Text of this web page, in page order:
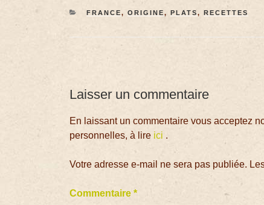
FRANCE, ORIGINE, PLATS, RECETTES
Laisser un commentaire
En laissant un commentaire vous acceptez
personnelles, à lire ici .
Votre adresse e-mail ne sera pas publiée.
Commentaire*